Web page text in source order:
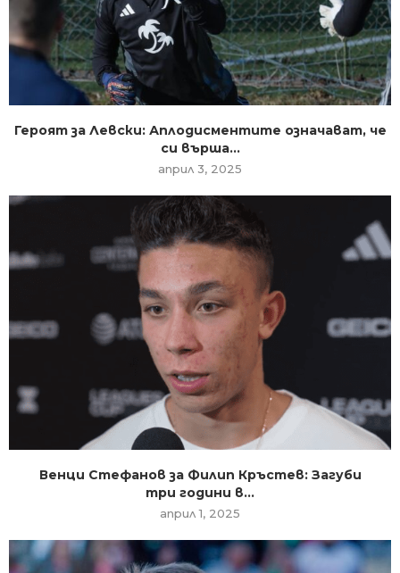
Героят за Левски: Аплодисментите означават, че
си върша...
април 3, 2025
Венци Стефанов за Филип Кръстев: Загуби
три години в...
април 1, 2025